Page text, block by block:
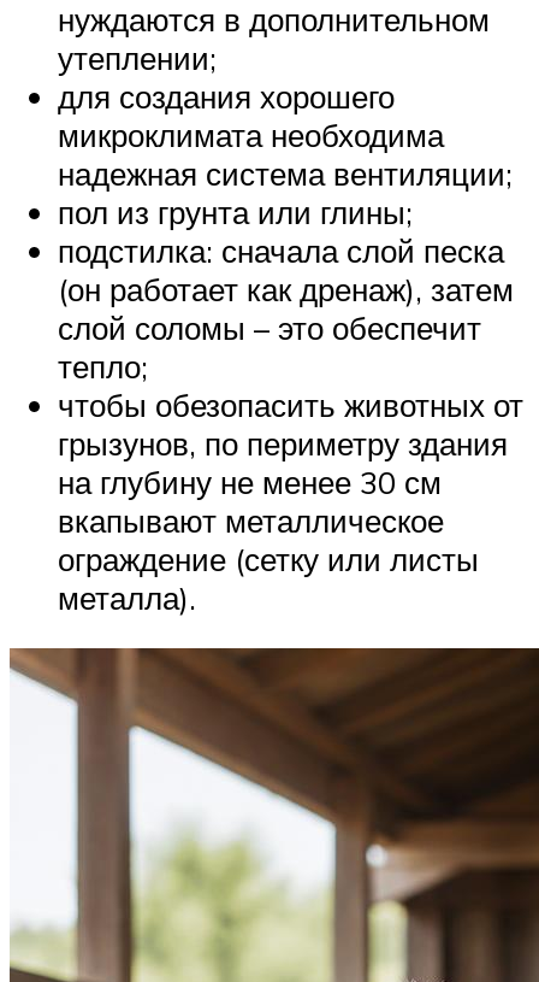
нуждаются в дополнительном
утеплении;
для создания хорошего
микроклимата необходима
надежная система вентиляции;
пол из грунта или глины;
подстилка: сначала слой песка
(он работает как дренаж), затем
слой соломы – это обеспечит
тепло;
чтобы обезопасить животных от
грызунов, по периметру здания
на глубину не менее 30 см
вкапывают металлическое
ограждение (сетку или листы
металла).